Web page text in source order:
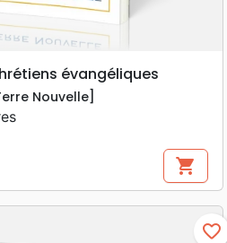
évangéliques
Nouvelle]
shopping_cart
favorite_border